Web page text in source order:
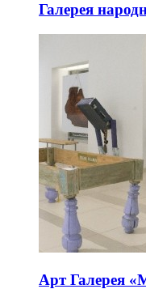
Галерея
Арт Галерея